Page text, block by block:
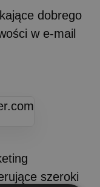
dobrego
w e-mail
szeroki